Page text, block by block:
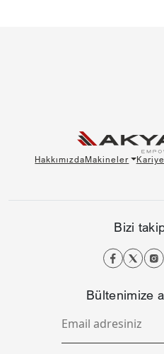
HakkımızdaMakineler
Bizi
Bültenimize